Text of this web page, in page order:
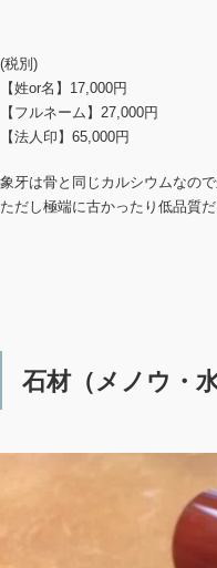
(税別)
【姓or名】17,000円
【フルネーム】27,000円
【法人印】65,000円
象牙は骨と同じカルシウムなの
ただし極端に古かったり低品質
石材（メノウ・